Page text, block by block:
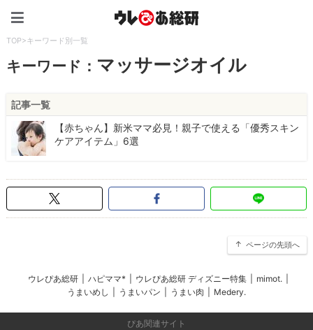
TOP>キーワード別一覧
キーワード： マッサージオイル
記事一覧
【赤ちゃん】新米ママ必見！親子で使える「優秀スキン
ケアアイテム」6選
ページの先頭へ
ウレぴあ総研 ハピママ* ウレぴあ総研 ディズニー特集 mimot.
うまいめし
うまいパン うまい肉 Medery.
ぴあ関連サイト